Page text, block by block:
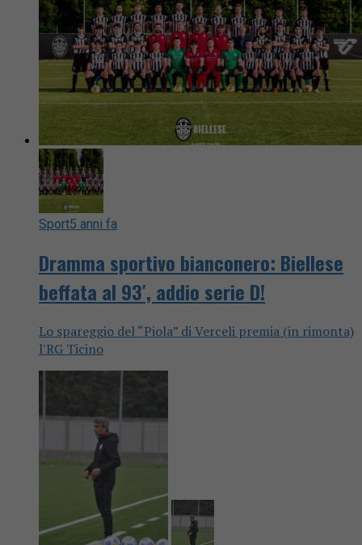
Sport5 anni fa
Dramma sportivo bianconero: Biellese
beffata al 93′, addio serie D!
Lo spareggio del “Piola” di Verceli premia (in rimonta)
l'RG Ticino